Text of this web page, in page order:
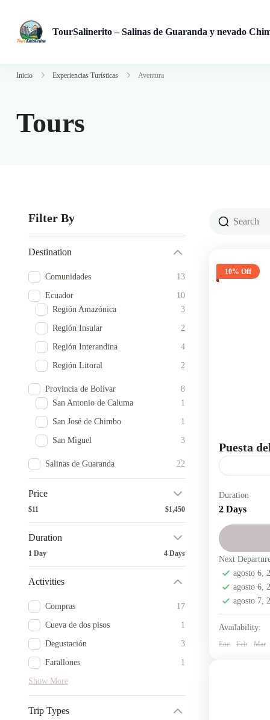
TourSalinerito – Salinas de Guaranda y nevado
Inicio Experiencias Turísticas Aventura
Tours
Filter By
Destination
Comunidades 13
Ecuador
10
Región Amazónica
3
Región Insular 2
Región Interandina 4
Región Litoral 2
Provincia de Bolívar
8
San Antonio de Caluma
1
San José de Chimbo 1
San Miguel 3
Salinas de Guaranda 22
Price
$11 $1,450
Duration
1 Day 4 Days
Activities
Compras 17
Cueva de dos pisos 1
Degustación 3
Farallones 1
Show More
Trip Types
10% Off
Puesta
experiencias
Pambabuela
Toursalinerito
turismo en los
Disfruta
Mirador El
Duration
2 Days
Next
agosto 6,
agosto 6,
agosto 7,
Availability:
Ene Feb Mar